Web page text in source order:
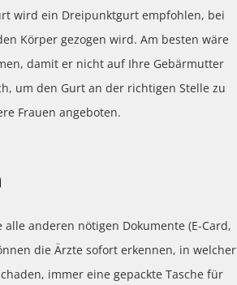
wird ein Dreipunktgurt empfohlen, bei
Körper gezogen wird. Am besten wäre
damit er nicht auf Ihre Gebärmutter
um den Gurt an der richtigen Stelle zu
Frauen angeboten.
anderen nötigen Dokumente (E-Card,
die Ärzte sofort erkennen, in welcher
immer eine gepackte Tasche für